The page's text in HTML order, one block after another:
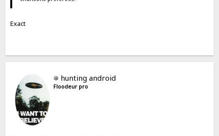
Exact
hunting android
Floodeur pro